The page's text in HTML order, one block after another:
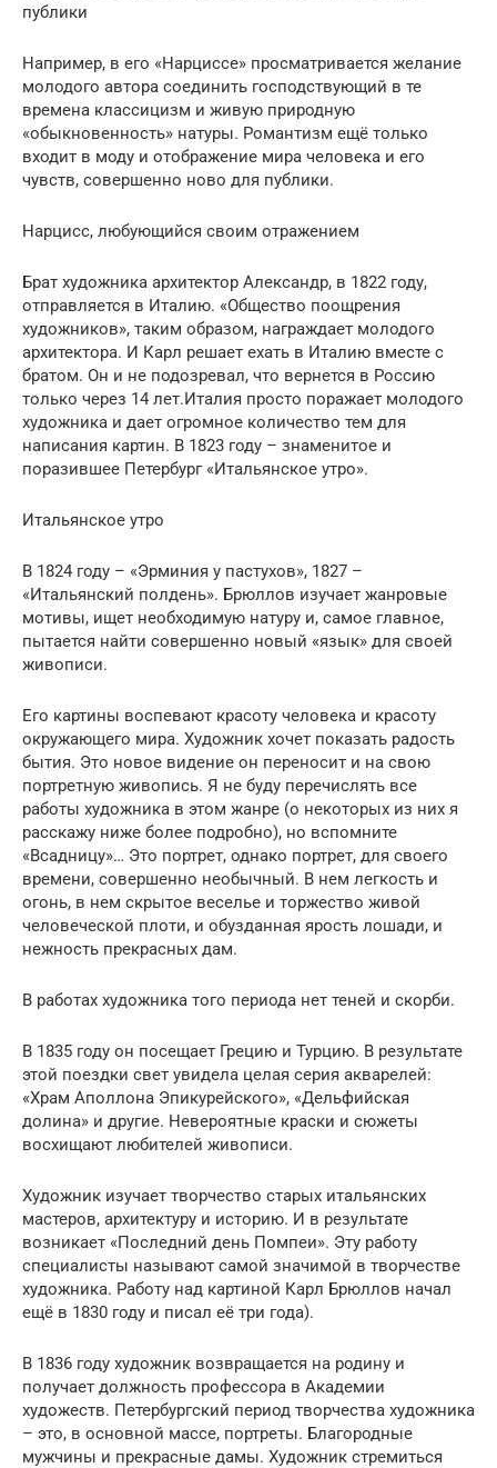
публики
Например, в его «Нарциссе» просматривается желание
молодого автора соединить господствующий в те
времена классицизм и живую природную
«обыкновенность» натуры. Романтизм ещё только
входит в моду и отображение мира человека и его
чувств, совершенно ново для публики.
Нарцисс, любующийся своим отражением
Брат художника архитектор Александр, в 1822 году,
отправляется в Италию. «Общество поощрения
художников», таким образом, награждает молодого
архитектора. И Карл решает ехать в Италию вместе с
братом. Он и не подозревал, что вернется в Россию
только через 14 лет.Италия просто поражает молодого
художника и дает огромное количество тем для
написания картин. В 1823 году – знаменитое и
поразившее Петербург «Итальянское утро».
Итальянское утро
В 1824 году – «Эрминия у пастухов», 1827 –
«Итальянский полдень». Брюллов изучает жанровые
мотивы, ищет необходимую натуру и, самое главное,
пытается найти совершенно новый «язык» для своей
живописи.
Его картины воспевают красоту человека и красоту
окружающего мира. Художник хочет показать радость
бытия. Это новое видение он переносит и на свою
портретную живопись. Я не буду перечислять все
работы художника в этом жанре (о некоторых из них я
расскажу ниже более подробно), но вспомните
«Всадницу»… Это портрет, однако портрет, для своего
времени, совершенно необычный. В нем легкость и
огонь, в нем скрытое веселье и торжество живой
человеческой плоти, и обузданная ярость лошади, и
нежность прекрасных дам.
В работах художника того периода нет теней и скорби.
В 1835 году он посещает Грецию и Турцию. В результате
этой поездки свет увидела целая серия акварелей:
«Храм Аполлона Эпикурейского», «Дельфийская
долина» и другие. Невероятные краски и сюжеты
восхищают любителей живописи.
Художник изучает творчество старых итальянских
мастеров, архитектуру и историю. И в результате
возникает «Последний день Помпеи». Эту работу
специалисты называют самой значимой в творчестве
художника. Работу над картиной Карл Брюллов начал
ещё в 1830 году и писал её три года).
В 1836 году художник возвращается на родину и
получает должность профессора в Академии
художеств. Петербургский период творчества художника
– это, в основной массе, портреты. Благородные
мужчины и прекрасные дамы. Художник стремиться